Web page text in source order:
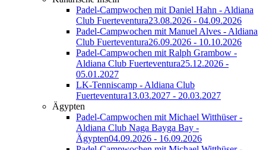
Padel-Campwochen mit Daniel Hahn - Aldiana
Club Fuerteventura23.08.2026 - 04.09.2026
Padel-Campwochen mit Manuel Alves - Aldiana
Club Fuerteventura26.09.2026 - 10.10.2026
Padel-Campwochen mit Ralph Grambow -
Aldiana Club Fuerteventura25.12.2026 -
05.01.2027
LK-Tenniscamp - Aldiana Club
Fuerteventura13.03.2027 - 20.03.2027
Ägypten
Padel-Campwochen mit Michael Witthüser -
Aldiana Club Naga Bayga Bay -
Ägypten04.09.2026 - 16.09.2026